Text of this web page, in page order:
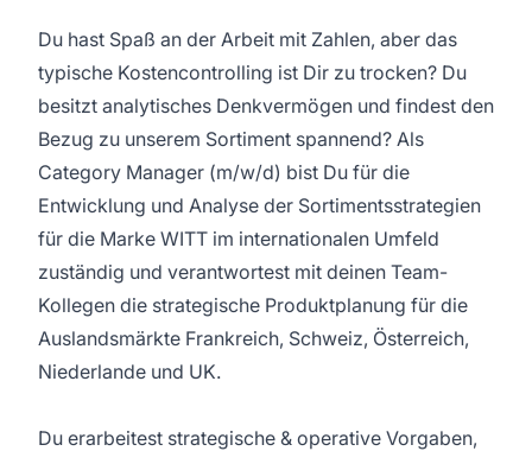
Du hast Spaß an der Arbeit mit Zahlen, aber das
typische Kostencontrolling ist Dir zu trocken? Du
besitzt analytisches Denkvermögen und findest den
Bezug zu unserem Sortiment spannend? Als
Category Manager (m/w/d) bist Du für die
Entwicklung und Analyse der Sortimentsstrategien
für die Marke WITT im internationalen Umfeld
zuständig und verantwortest mit deinen Team-
Kollegen die strategische Produktplanung für die
Auslandsmärkte Frankreich, Schweiz, Österreich,
Niederlande und UK.
Du erarbeitest strategische & operative Vorgaben,